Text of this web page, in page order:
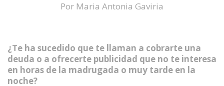
Por Maria Antonia Gaviria
¿Te ha sucedido que te llaman a cobrarte una
deuda o a ofrecerte publicidad que no te interesa
en horas de la madrugada o muy tarde en la
noche?